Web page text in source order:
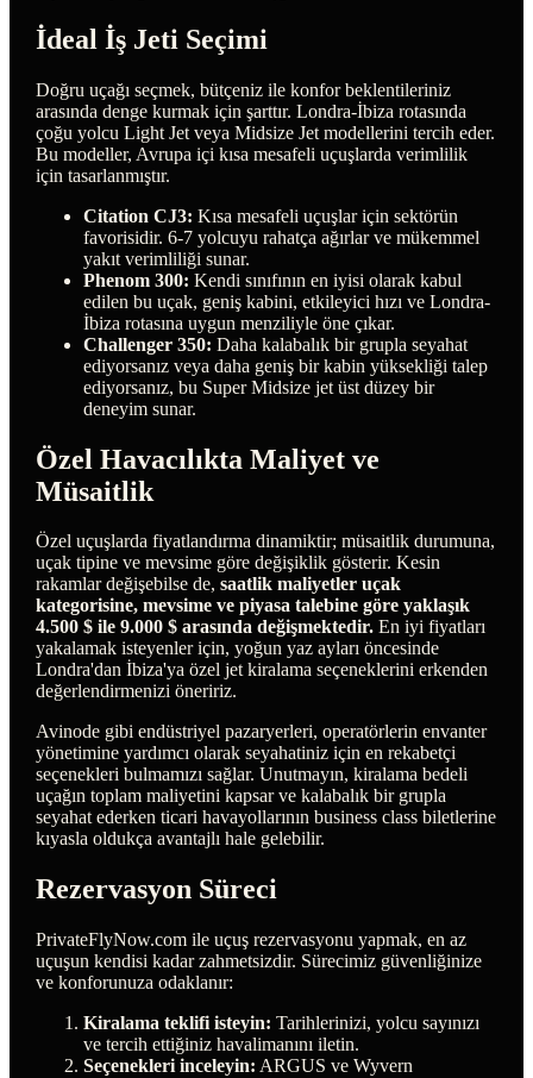
İdeal İş Jeti Seçimi
Doğru uçağı seçmek, bütçeniz ile konfor beklentileriniz
arasında denge kurmak için şarttır. Londra-İbiza rotasında
çoğu yolcu Light Jet veya Midsize Jet modellerini tercih eder.
Bu modeller, Avrupa içi kısa mesafeli uçuşlarda verimlilik
için tasarlanmıştır.
Citation CJ3: Kısa mesafeli uçuşlar için sektörün
favorisidir. 6-7 yolcuyu rahatça ağırlar ve mükemmel
yakıt verimliliği sunar.
Phenom 300: Kendi sınıfının en iyisi olarak kabul
edilen bu uçak, geniş kabini, etkileyici hızı ve Londra-
İbiza rotasına uygun menziliyle öne çıkar.
Challenger 350: Daha kalabalık bir grupla seyahat
ediyorsanız veya daha geniş bir kabin yüksekliği talep
ediyorsanız, bu Super Midsize jet üst düzey bir
deneyim sunar.
Özel Havacılıkta Maliyet ve
Müsaitlik
Özel uçuşlarda fiyatlandırma dinamiktir; müsaitlik durumuna,
uçak tipine ve mevsime göre değişiklik gösterir. Kesin
rakamlar değişebilse de,saatlik maliyetler uçak
kategorisine, mevsime ve piyasa talebine göre yaklaşık
4.500 $ ile 9.000 $ arasında değişmektedir. En iyi fiyatları
yakalamak isteyenler için, yoğun yaz ayları öncesinde
Londra'dan İbiza'ya özel jet kiralama seçeneklerini erkenden
değerlendirmenizi öneririz.
Avinode gibi endüstriyel pazaryerleri, operatörlerin envanter
yönetimine yardımcı olarak seyahatiniz için en rekabetçi
seçenekleri bulmamızı sağlar. Unutmayın, kiralama bedeli
uçağın toplam maliyetini kapsar ve kalabalık bir grupla
seyahat ederken ticari havayollarının business class biletlerine
kıyasla oldukça avantajlı hale gelebilir.
Rezervasyon Süreci
PrivateFlyNow.com ile uçuş rezervasyonu yapmak, en az
uçuşun kendisi kadar zahmetsizdir. Sürecimiz güvenliğinize
ve konforunuza odaklanır:
Kiralama teklifi isteyin: Tarihlerinizi, yolcu sayınızı
ve tercih ettiğiniz havalimanını iletin.
Seçenekleri inceleyin: ARGUS ve Wyvern